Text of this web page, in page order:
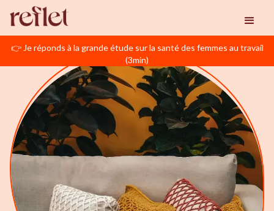
👉 Je réponds à la grande étude sur la santé des femmes au travail
(3min)